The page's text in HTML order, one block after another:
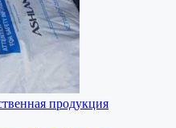
продукция